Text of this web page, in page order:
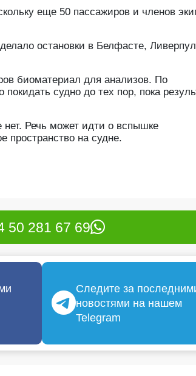
еще 50 пассажиров и членов
остановки в Белфасте,
биоматериал для анализов. По
судно до тех пор, пока
нет. Речь может идти о вспышке
пространство на судне.
50 281 67 69
Следите за
новостями на нашем
Telegram